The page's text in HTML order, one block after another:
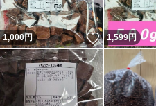
1,000円 いいね！
1,599円